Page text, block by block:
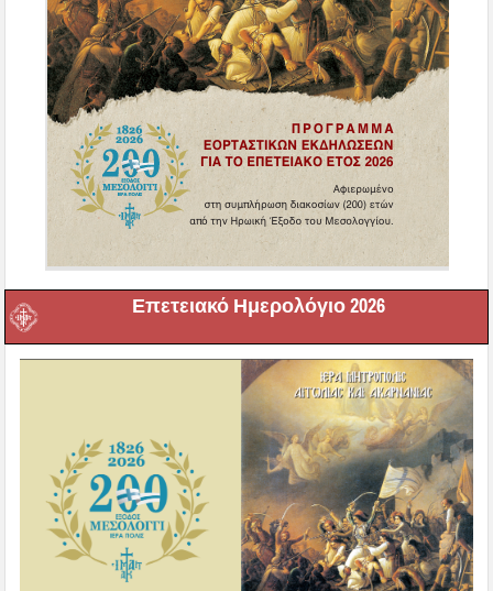
Επετειακό Ημερολόγιο 2026